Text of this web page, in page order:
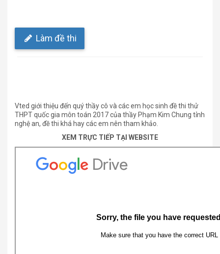
Làm đề thi
Vted giới thiệu đến quý thầy cô và các em học sinh đề thi thử
THPT quốc gia môn toán 2017 của thầy Phạm Kim Chung tỉnh
nghệ an, đề thi khá hay các em nên tham khảo.
XEM TRỰC TIẾP TẠI WEBSITE